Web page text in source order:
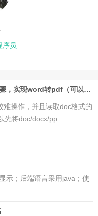
序员
centos上libreoffice+unoconv安装步骤，实现word转pdf（可以php读取pdf页码）
难操作，并且读取doc格式的
先将doc/docx/pp...
示；后端语言采用java；使